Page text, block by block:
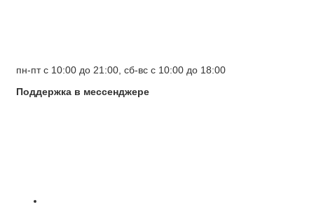
пн-пт с 10:00 до 21:00, сб-вс с 10:00 до 18:00
Поддержка в мессенджере